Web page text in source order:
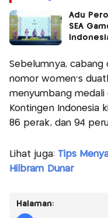
Adu
SEA
Sebelumnya,
nomor women’s
menyumbang medali
Kontingen Indonesia
86 perak, dan 94
Lihat juga: Tips
Hilbram Dunar
Halaman: